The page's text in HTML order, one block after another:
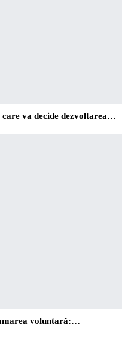
care va decide dezvoltarea…
voluntară:…